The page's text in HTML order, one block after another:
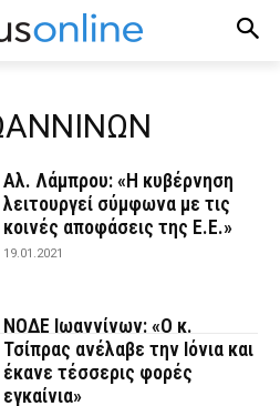
Αλ. Λάμπρου: «Η κυβέρνηση
λειτουργεί σύμφωνα με τις
κοινές αποφάσεις της Ε.Ε.»
19.01.2021
ΝΟΔΕ Ιωαννίνων: «Ο κ.
Τσίπρας ανέλαβε την Ιόνια και
έκανε τέσσερις φορές
εγκαίνια»